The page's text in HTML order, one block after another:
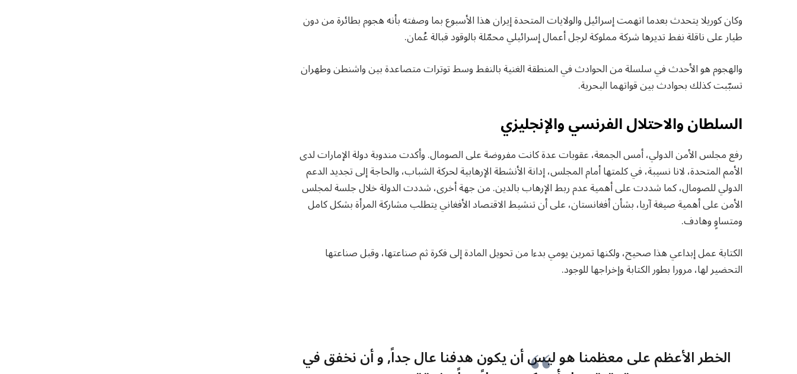
وكان كوريلا يتحدث بعدما اتهمت إسرائيل والولايات المتحدة إيران هذا الأسبوع بما وصفته بأنه هجوم بطائرة من دون
طيار على ناقلة نفط تديرها شركة مملوكة لرجل أعمال إسرائيلي محمّلة بالوقود قبالة عُمان.
والهجوم هو الأحدث في سلسلة من الحوادث في المنطقة الغنية بالنفط وسط توترات متصاعدة بين واشنطن وطهران
تسبّبت كذلك بحوادث بين قواتهما البحرية.
السلطان والاحتلال الفرنسي والإنجليزي
رفع مجلس الأمن الدولي، أمس الجمعة، عقوبات عدة كانت مفروضة على الصومال. وأكدت مندوبة دولة الإمارات لدى
الأمم المتحدة، لانا نسيبة، في كلمتها أمام المجلس، إدانة الأنشطة الإرهابية لحركة الشباب، والحاجة إلى تجديد الدعم
الدولي للصومال، كما شددت على أهمية عدم ربط الإرهاب بالدين. من جهة أخرى، شددت الدولة خلال جلسة لمجلس
الأمن على أهمية صيغة آريا، بشأن أفغانستان، على أن تنشيط الاقتصاد الأفغاني يتطلب مشاركة المرأة بشكل كامل
ومتساوٍ وهادف.
الكتابة عمل إبداعي هذا صحيح، ولكنها تمرين يومي بدءا من تحويل المادة إلى فكرة ثم صناعتها، وقبل صناعتها
التحضير لها، مرورا بطور الكتابة وإخراجها للوجود.
الخطر الأعظم على معظمنا هو ليس أن يكون هدفنا عال جداً, و أن نخفق في